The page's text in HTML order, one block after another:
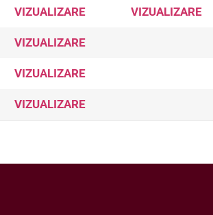
VIZUALIZARE VIZUALIZARE
VIZUALIZARE
VIZUALIZARE
VIZUALIZARE